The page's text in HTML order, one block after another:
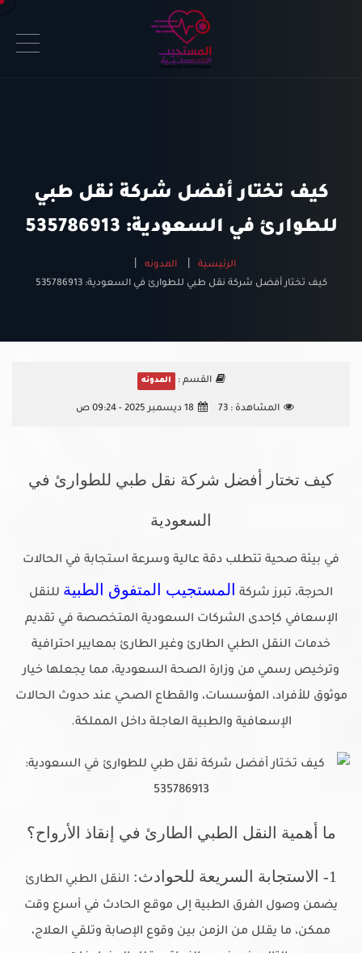
كيف تختار أفضل شركة نقل طبي
للطوارئ في السعودية: 535786913
الرئيسية
المدونه
كيف تختار أفضل شركة نقل طبي للطوارئ في السعودية: 535786913
القسم : المدونه
المشاهدة : 73 18 ديسمبر 2025 - 09:24 ص
كيف تختار أفضل شركة نقل طبي للطوارئ في
السعودية
في بيئة صحية تتطلب دقة عالية وسرعة استجابة في الحالات
الحرجة، تبرز شركة المستجيب المتفوق الطبية للنقل
الإسعافي كإحدى الشركات السعودية المتخصصة في تقديم
خدمات النقل الطبي الطارئ وغير الطارئ بمعايير احترافية
وترخيص رسمي من وزارة الصحة السعودية، مما يجعلها خيار
موثوق للأفراد، المؤسسات، والقطاع الصحي عند حدوث الحالات
الإسعافية والطبية العاجلة داخل المملكة.
ما أهمية النقل الطبي الطارئ في إنقاذ الأرواح؟
1- الاستجابة السريعة للحوادث:
النقل الطبي الطارئ
يضمن وصول الفرق الطبية إلى موقع الحادث في أسرع وقت
ممكن، ما يقلل من الزمن بين وقوع الإصابة وتلقي العلاج،